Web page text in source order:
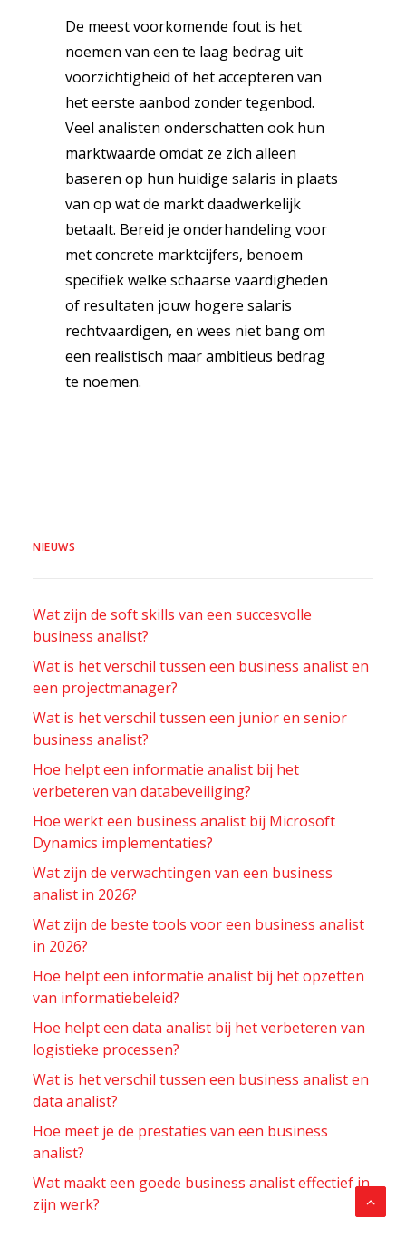
De meest voorkomende fout is het
noemen van een te laag bedrag uit
voorzichtigheid of het accepteren van
het eerste aanbod zonder tegenbod.
Veel analisten onderschatten ook hun
marktwaarde omdat ze zich alleen
baseren op hun huidige salaris in plaats
van op wat de markt daadwerkelijk
betaalt. Bereid je onderhandeling voor
met concrete marktcijfers, benoem
specifiek welke schaarse vaardigheden
of resultaten jouw hogere salaris
rechtvaardigen, en wees niet bang om
een realistisch maar ambitieus bedrag
te noemen.
NIEUWS
Wat zijn de soft skills van een succesvolle
business analist?
Wat is het verschil tussen een business analist en
een projectmanager?
Wat is het verschil tussen een junior en senior
business analist?
Hoe helpt een informatie analist bij het
verbeteren van databeveiliging?
Hoe werkt een business analist bij Microsoft
Dynamics implementaties?
Wat zijn de verwachtingen van een business
analist in 2026?
Wat zijn de beste tools voor een business analist
in 2026?
Hoe helpt een informatie analist bij het opzetten
van informatiebeleid?
Hoe helpt een data analist bij het verbeteren van
logistieke processen?
Wat is het verschil tussen een business analist en
data analist?
Hoe meet je de prestaties van een business
analist?
Wat maakt een goede business analist effectief in
zijn werk?